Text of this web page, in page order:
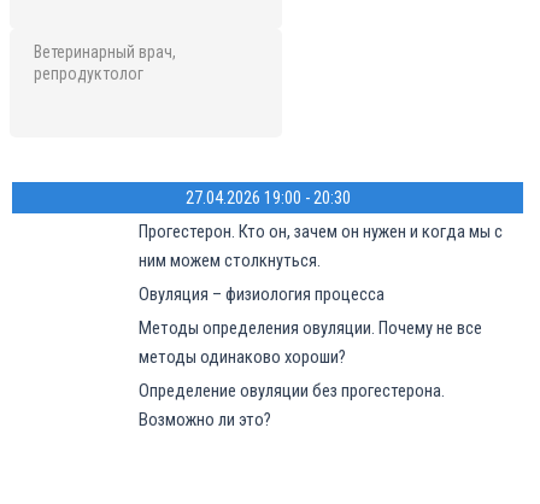
Ветеринарный врач,
репродуктолог
27.04.2026 19:00 - 20:30
Прогестерон. Кто он, зачем он нужен и когда мы с
ним можем столкнуться.
Овуляция – физиология процесса
Методы определения овуляции. Почему не все
методы одинаково хороши?
Определение овуляции без прогестерона.
Возможно ли это?